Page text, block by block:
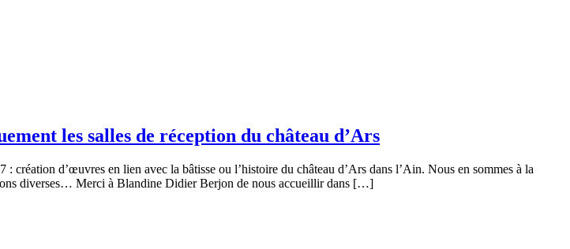
les salles de réception du château d’Ars
d’œuvres en lien avec la bâtisse ou l’histoire du château d’Ars dans l’Ain. Nous en sommes à la
diverses… Merci à Blandine Didier Berjon de nous accueillir dans […]